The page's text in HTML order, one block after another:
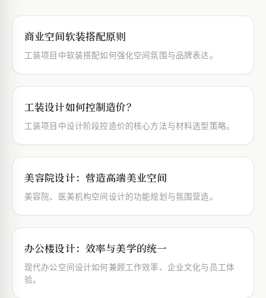
商业空间软装搭配原则
工装项目中软装搭配如何强化空间氛围与品牌表达。
工装设计如何控制造价？
工装项目中设计阶段控造价的核心方法与材料选型策略。
美容院设计：营造高端美业空间
美容院、医美机构空间设计的功能规划与氛围营造。
办公楼设计：效率与美学的统一
现代办公空间设计如何兼顾工作效率、企业文化与员工体
验。